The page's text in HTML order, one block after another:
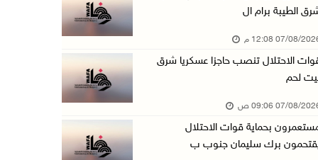
الطقس: أجواء صافية صيفية والحرارة حول معدلها ...
تواصل انتهاكات الاحتلال والمستعمرين: اعتقالات ...
06/آب/2026 11:14 م
الطيبة برام ال
08/2026 12:08 م
الاحتلال تنصب حاجزا عسكريا شرق
لحم
08/2026 09:06 ص
بحماية قوات الاحتلال
برك سليمان جنوب ب